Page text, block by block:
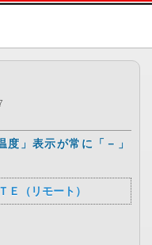
へ
度」表示が常に「－」
Ｅ（リモート）